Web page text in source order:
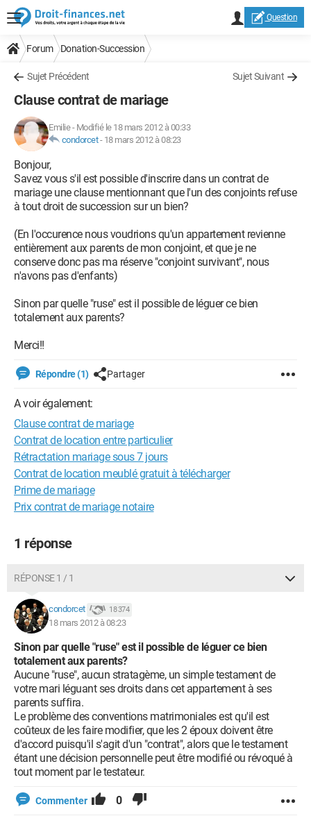
Question
Forum Donation-Succession
Sujet Précédent Sujet Suivant
Clause contrat de mariage
Emilie- Modifié le 18 mars 2012 à 00:33
condorcet- 18 mars 2012 à 08:23
Bonjour,
Savez vous s'il est possible d'inscrire dans un contrat de
mariage une clause mentionnant que l'un des conjoints refuse
à tout droit de succession sur un bien?
(En l'occurence nous voudrions qu'un appartement revienne
entièrement aux parents de mon conjoint, et que je ne
conserve donc pas ma réserve "conjoint survivant", nous
n'avons pas d'enfants)
Sinon par quelle "ruse" est il possible de léguer ce bien
totalement aux parents?
Merci!!
Répondre (1) Partager
A voir également:
Clause contrat de mariage
Contrat de location entre particulier
Rétractation mariage sous 7 jours
Contrat de location meublé gratuit à télécharger
Prime de mariage
Prix contrat de mariage notaire
1 réponse
RÉPONSE 1 / 1
condorcet 18 374
18 mars 2012 à 08:23
Sinon par quelle "ruse" est il possible de léguer ce bien
totalement aux parents?
Aucune "ruse", aucun stratagème, un simple testament de
votre mari léguant ses droits dans cet appartement à ses
parents suffira.
Le problème des conventions matrimoniales est qu'il est
coûteux de les faire modifier, que les 2 époux doivent être
d'accord puisqu'il s'agit d'un "contrat", alors que le testament
étant une décision personnelle peut être modifié ou révoqué à
tout moment par le testateur.
Commenter 0